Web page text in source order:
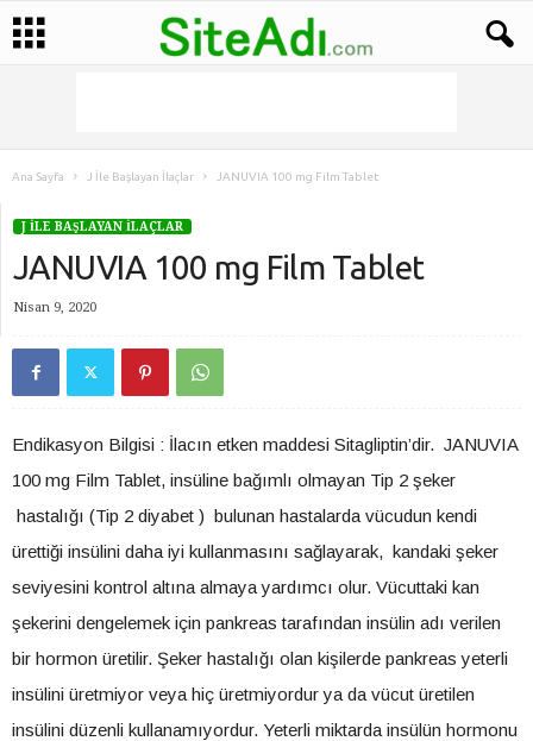
Ana Sayfa J İle Başlayan İlaçlar JANUVIA 100 mg Film Tablet
J İLE BAŞLAYAN İLAÇLAR
JANUVIA 100 mg Film Tablet
Nisan 9, 2020
Endikasyon Bilgisi : İlacın etken maddesi Sitagliptin’dir. JANUVIA
100 mg Film Tablet, insüline bağımlı olmayan Tip 2 şeker
hastalığı (Tip 2 diyabet ) bulunan hastalarda vücudun kendi
ürettiği insülini daha iyi kullanmasını sağlayarak, kandaki şeker
seviyesini kontrol altına almaya yardımcı olur. Vücuttaki kan
şekerini dengelemek için pankreas tarafından insülin adı verilen
bir hormon üretilir. Şeker hastalığı olan kişilerde pankreas yeterli
insülini üretmiyor veya hiç üretmiyordur ya da vücut üretilen
insülini düzenli kullanamıyordur. Yeterli miktarda insülün hormonu